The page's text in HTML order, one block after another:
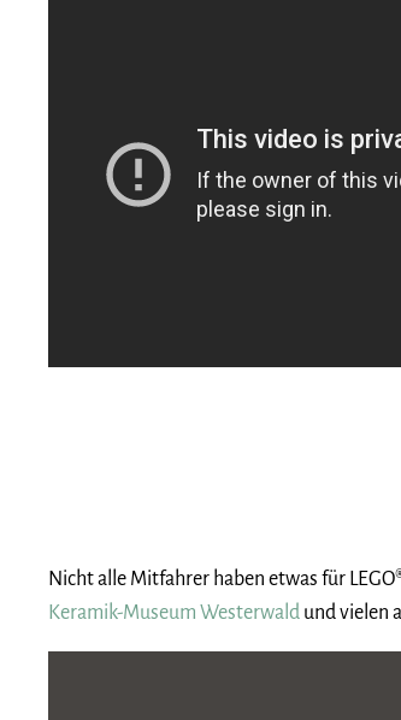
Nicht alle Mitfahrer haben etwas für
Keramik-Museum Westerwald und vielen